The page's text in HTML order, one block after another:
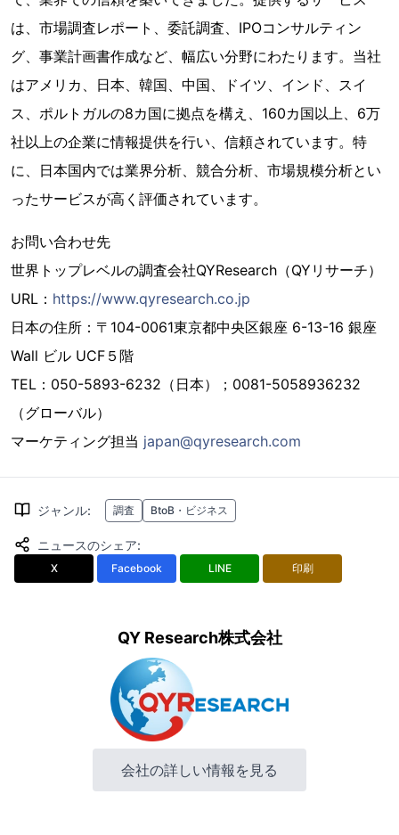
は、市場調査レポート、委託調査、IPOコンサルティン
グ、事業計画書作成など、幅広い分野にわたります。当社
はアメリカ、日本、韓国、中国、ドイツ、インド、スイ
ス、ポルトガルの8カ国に拠点を構え、160カ国以上、6万
社以上の企業に情報提供を行い、信頼されています。特
に、日本国内では業界分析、競合分析、市場規模分析とい
ったサービスが高く評価されています。
お問い合わせ先
世界トップレベルの調査会社QYResearch（QYリサーチ）
URL： https://www.qyresearch.co.jp
日本の住所：〒104-0061東京都中央区銀座 6-13-16 銀座
Wall ビル UCF５階
TEL：050-5893-6232（日本）；0081-5058936232
（グローバル）
マーケティング担当 japan@qyresearch.com
ジャンル: 調査 BtoB・ビジネス
ニュースのシェア:
X Facebook LINE 印刷
QY Research株式会社
会社の詳しい情報を見る